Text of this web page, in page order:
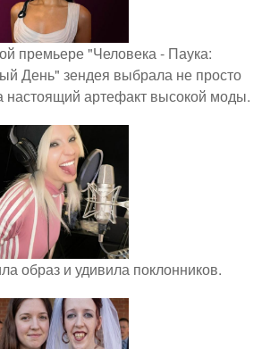
премьере "Человека - Паука:
День" зендея выбрала не просто
настоящий артефакт высокой моды.
образ и удивила поклонников.